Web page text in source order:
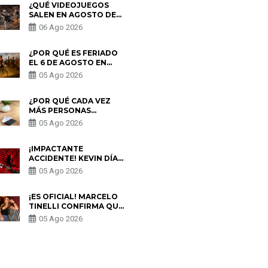
¿QUÉ VIDEOJUEGOS
SALEN EN AGOSTO DE
2026? ESTOS SON LOS
ESTRENOS MÁS
06 Ago 2026
¿POR QUÉ ES FERIADO
EL 6 DE AGOSTO EN
PERÚ? ESTA ES LA
HISTORIA
05 Ago 2026
¿POR QUÉ CADA VEZ
MÁS PERSONAS
UTILIZAN UNA VPN
PARA PROTEGER SU
05 Ago 2026
¡IMPACTANTE
ACCIDENTE! KEVIN DÍAZ
CAE DESDE OCHO
METROS EN “ESTO ES
PREOCUPACIÓN
05 Ago 2026
¡ES OFICIAL! MARCELO
TINELLI CONFIRMA QUE
REGRESÓ CON MILETT
FIGUEROA: “EL AMOR
05 Ago 2026